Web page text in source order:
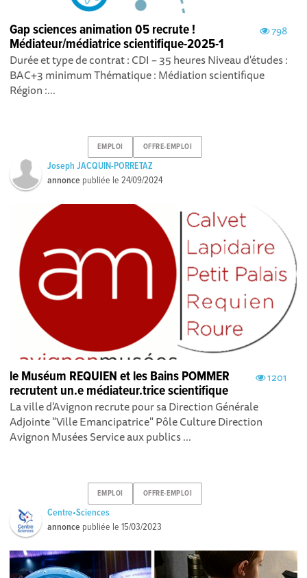
798
Gap sciences animation 05 recrute !
Médiateur/médiatrice scientifique-2025-1
Durée et type de contrat : CDI – 35 heures Niveau d'études :
BAC+3 minimum Thématique : Médiation scientifique
Région :...
EMPLOI OFFRE-EMPLOI
Joseph JACQUIN-PORRETAZ
annonce publiée le24/09/2024
1201
le Muséum REQUIEN et les Bains POMMER
recrutent un.e médiateur.trice scientifique
La ville d’Avignon recrute pour sa Direction Générale
Adjointe "Ville Emancipatrice" Pôle Culture Direction
Avignon Musées Service aux publics ...
EMPLOI OFFRE-EMPLOI
Centre•Sciences
annonce publiée le15/03/2023